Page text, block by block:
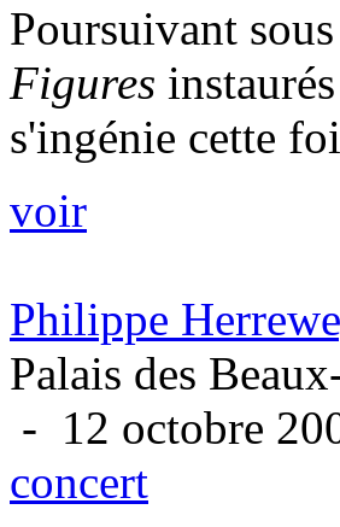
Poursuivant
Figures
s'ingénie cette
voir
Philippe
Palais des
- 12 octobre
concert